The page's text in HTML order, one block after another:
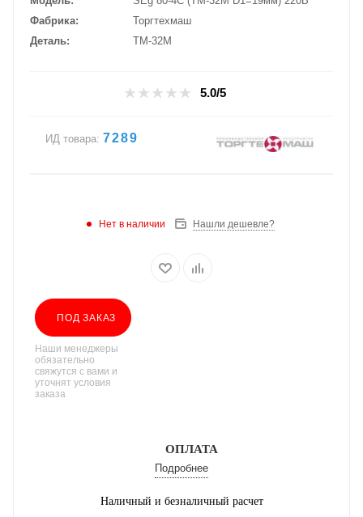
Фабрика
Торгтехмаш
Деталь
ТМ-32М
5.0/5
ИД товара: 7289
Нет в наличии Нашли дешевле?
ПОД ЗАКАЗ
Наши менеджеры
обязательно
свяжутся с вами и
уточнят условия
заказа
ОПЛАТА
Подробнее
Наличный и безналичный расчет